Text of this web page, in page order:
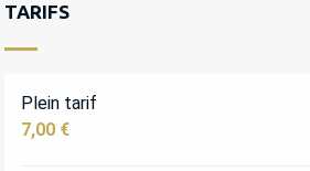
TARIFS
Plein tarif
7,00 €